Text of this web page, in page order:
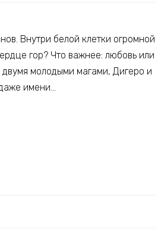
Внутри белой клетки огромной
гор? Что важнее: любовь или
двумя молодыми магами, Дигеро и
имени…